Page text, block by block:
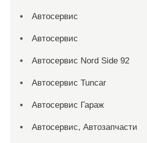
Автосервис
Автосервис
Автосервис Nord Side 92
Автосервис Tuncar
Автосервис Гараж
Автосервис, Автозапчасти